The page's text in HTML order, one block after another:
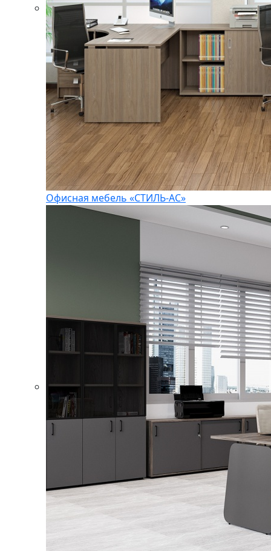
Офисная мебель «СТИЛЬ-АС»